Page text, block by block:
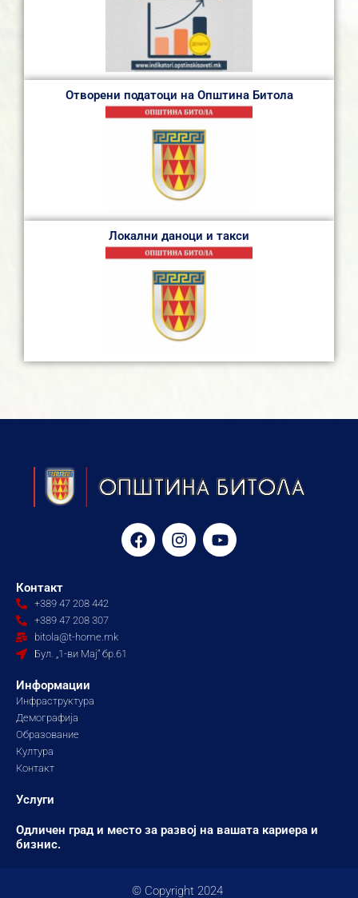
Отворени податоци на Општина Битола
Локални даноци и такси
F
a
I
n
Y
o
Контакт
+389 47 208 442
+389 47 208 307
bitola@t-home.mk
Бул. „1-ви Мај“ бр.61
Информации
Инфраструктура
Демографија
Образование
Култура
Контакт
Услуги
Одличен град и место за развој на вашата кариера и
бизнис.
© Copyright 2024